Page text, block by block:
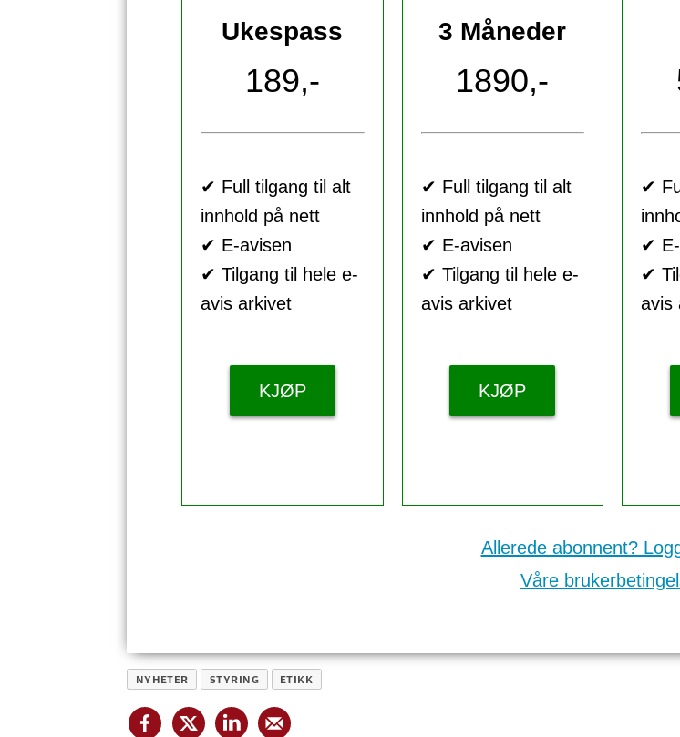
Ukespass
189,-
✔ Full tilgang til alt
innhold på nett
✔ E-avisen
✔ Tilgang til hele e-
avis arkivet
KJØP
3 Måneder
1890,-
✔ Full tilgang til alt
innhold på nett
✔ E-avisen
✔ Tilgang til hele e-
avis arkivet
KJØP
✔
✔
✔
avis
Allerede abonnent?
Våre
NYHETER STYRING ETIKK